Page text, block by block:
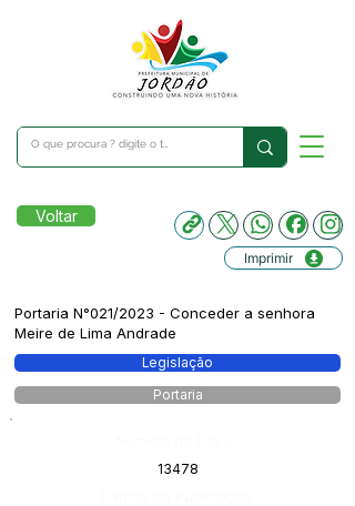
Voltar
Imprimir
Portaria N°021/2023 - Conceder a senhora
Meire de Lima Andrade
Legislação
Portaria
13478